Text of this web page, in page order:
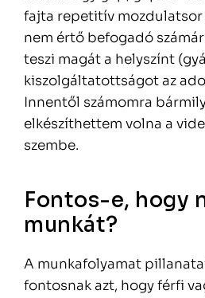
fajta repetitív mozdulatsor
nem értő befogadó
teszi magát a helyszínt
kiszolgáltatottságot az
Innentől számomra
elkészíthettem volna a
szembe.
Fontos-e, hogy
munkát?
A munkafolyamat
fontosnak azt, hogy férfi